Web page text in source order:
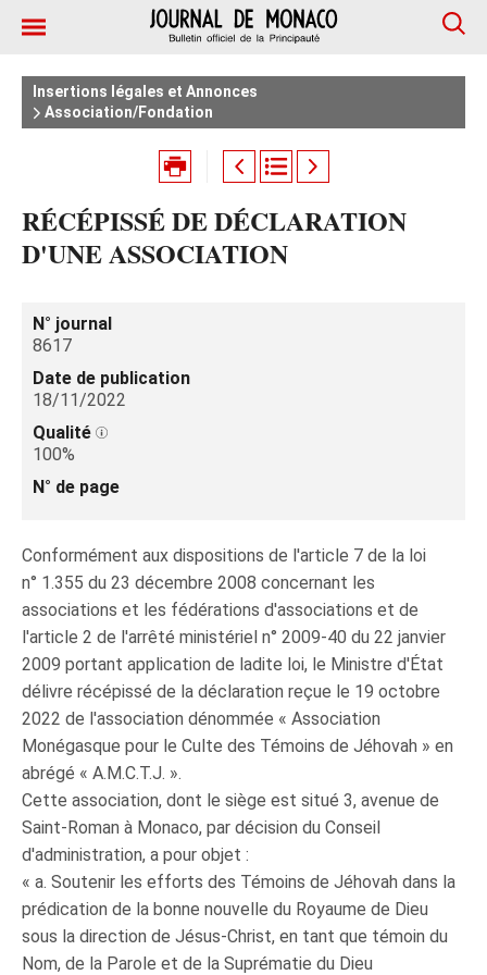
Insertions légales et Annonces
Association/Fondation
RÉCÉPISSÉ DE DÉCLARATION
D'UNE ASSOCIATION
N° journal
8617
Date de publication
18/11/2022
Qualité
100%
N° de page
Conformément aux dispositions de l'article 7 de la loi
n° 1.355 du 23 décembre 2008 concernant les
associations et les fédérations d'associations et de
l'article 2 de l'arrêté ministériel n° 2009-40 du 22 janvier
2009 portant application de ladite loi, le Ministre d'État
délivre récépissé de la déclaration reçue le 19 octobre
2022 de l'association dénommée « Association
Monégasque pour le Culte des Témoins de Jéhovah » en
abrégé « A.M.C.T.J. ».
Cette association, dont le siège est situé 3, avenue de
Saint-Roman à Monaco, par décision du Conseil
d'administration, a pour objet :
« a. Soutenir les efforts des Témoins de Jéhovah dans la
prédication de la bonne nouvelle du Royaume de Dieu
sous la direction de Jésus‑Christ, en tant que témoin du
Nom, de la Parole et de la Suprématie du Dieu